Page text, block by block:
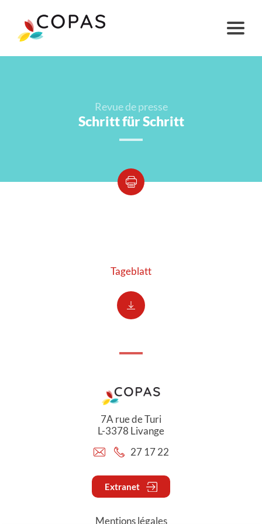
Revue de presse
Schritt für Schritt
Tageblatt
7A rue de Turi
L-3378 Livange
27 17 22
Extranet
Mentions légales